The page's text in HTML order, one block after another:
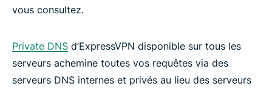
vous consultez.
Private DNS d’ExpressVPN disponible sur tous les
serveurs achemine toutes vos requêtes via des
serveurs DNS internes et privés au lieu des serveurs